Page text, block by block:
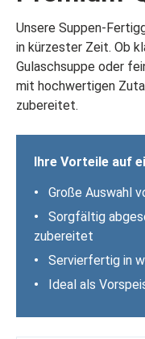
Unsere Suppen-
in kürzester Zeit. Ob
Gulaschsuppe oder
mit hochwertigen
zubereitet.
Ihre Vorteile auf
•
Große Auswahl
•
Sorgfältig
zubereitet
•
Servierfertig in
•
Ideal als